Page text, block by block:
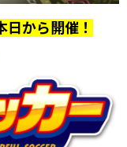
から開催！